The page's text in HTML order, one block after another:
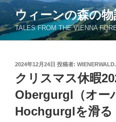
コ
テ
ン
ウィーンの森の物
TALES FROM THE VIENNA
投
日:
2024年12月24日 投稿者:
クリスマス休暇
Obergurgl（オー
Hochgurglを滑る